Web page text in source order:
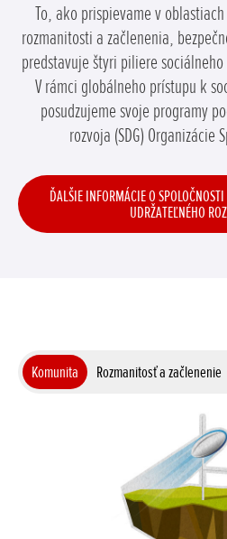
To, ako prispievame v
rozmanitosti a začlenenia,
predstavuje štyri piliere
V rámci globálneho prístupu k
posudzujeme svoje programy
rozvoja (SDG) Organizácie
ĎALŠIE INFORMÁCIE O
UDRŽATEĽNÉHO
Komunita Rozmanitosť a začlenenie